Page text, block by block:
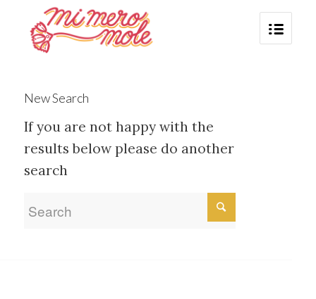
New Search
If you are not happy with the
results below please do another
search